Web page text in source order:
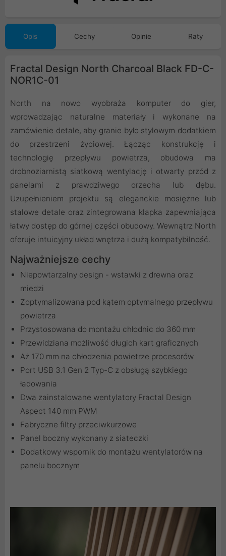
Opis Cechy Opinie Raty
Fractal Design North Charcoal Black FD-C-
NOR1C-01
North na nowo wyobraża komputer do gier,
wprowadzając naturalne materiały i wykonane na
zamówienie detale, aby granie było stylowym dodatkiem
do przestrzeni życiowej. Łącząc konstrukcję i
technologię przepływu powietrza, obudowa ma
drobnoziarnistą siatkową wentylację i otwarty przód z
panelami z prawdziwego orzecha lub dębu.
Uzupełnieniem projektu są eleganckie mosiężne lub
stalowe detale oraz zintegrowana klapka zapewniająca
łatwy dostęp do górnej części obudowy. Wewnątrz North
oferuje intuicyjny układ wnętrza i dużą kompatybilność.
Najważniejsze cechy
Niepowtarzalny design - wstawki z drewna oraz
miedzi
Zoptymalizowana pod kątem optymalnego przepływu
powietrza
Przystosowana do montażu chłodnic do 360 mm
Przewidziana możliwość długich kart graficznych
Aż 170 mm na chłodzenia powietrze procesorów
Port USB 3.1 Gen 2 Typ-C z obsługą szybkiego
ładowania
Dwa zainstalowane wentylatory Fractal Design
Aspect 140 mm PWM
Fabryczne filtry przeciwkurzowe
Panel boczny wykonany z siateczki
Dodatkowy wspornik do montażu wentylatorów na
panelu bocznym